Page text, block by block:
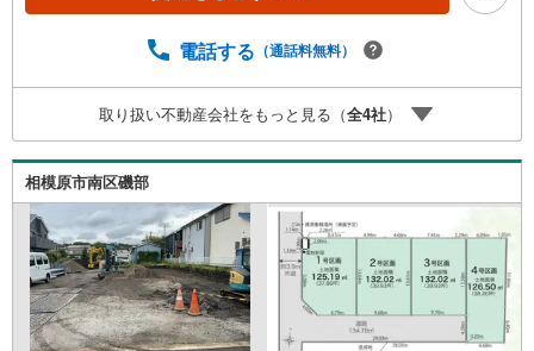
住まいの広場TOWNSからお客様へ経験豊富なスタッフが親
他社様掲載物件も併せてご紹介可能ですのでお気軽にお問
い合わせ下さい♪駐車場もございますので、お車でのお越
しも大歓迎です！
電話する （通話料無料）
取り扱い不動産会社をもっと見る（全4社）
相模原市南区磯部